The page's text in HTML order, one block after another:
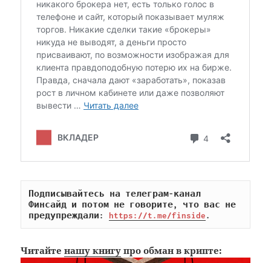
Подписывайтесь на телеграм-канал
Финсайд и потом не говорите, что вас не
предупреждали: https://t.me/finside.
Читайтенашу книгу про обман в крипте: